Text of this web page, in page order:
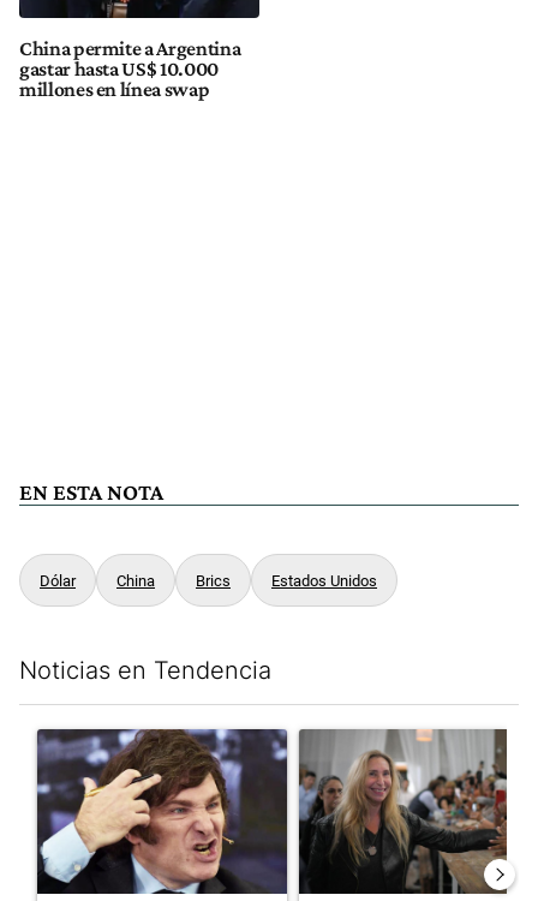
China permite a Argentina
gastar hasta US$ 10.000
millones en línea swap
EN ESTA NOTA
Dólar China Brics Estados Unidos
Noticias en Tendencia
Un artículo de tendencia con el título "Yo, Milei" con 2
Un artículo de tendencia